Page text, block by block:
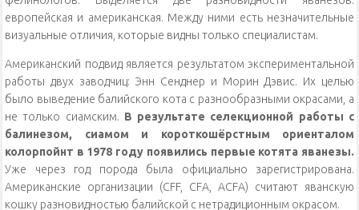
европейская и американская. Между ними есть незначительные
визуальные отличия, которые видны только специалистам.
Американский подвид является результатом экспериментальной
работы двух заводчиц: Энн Сенднер и Морин Дэвис. Их целью
было выведение балийского кота с разнообразными окрасами, а
не только сиамским. В результате селекционной работы с
балинезом, сиамом и короткошёрстным ориенталом
колорпойнт в 1978 году появились первые котята яванезы.
Уже через год порода была официально зарегистрирована.
Американские организации (CFF, CFA, ACFA) считают яванскую
кошку разновидностью балийской с нетрадиционным окрасом.